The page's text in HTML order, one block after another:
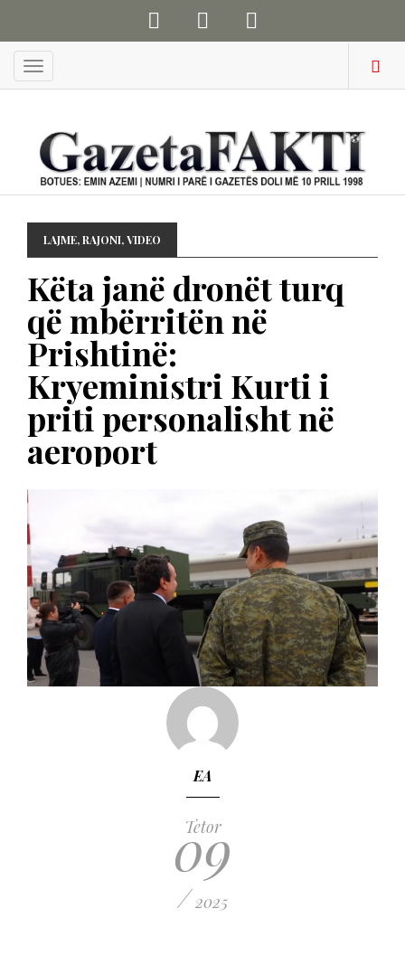
Menu
LAJME,RAJONI,VIDEO
Këta janë dronët turq
që mbërritën në
Prishtinë:
Kryeministri Kurti i
priti personalisht në
aeroport
EA
Tetor
09
/ 2025